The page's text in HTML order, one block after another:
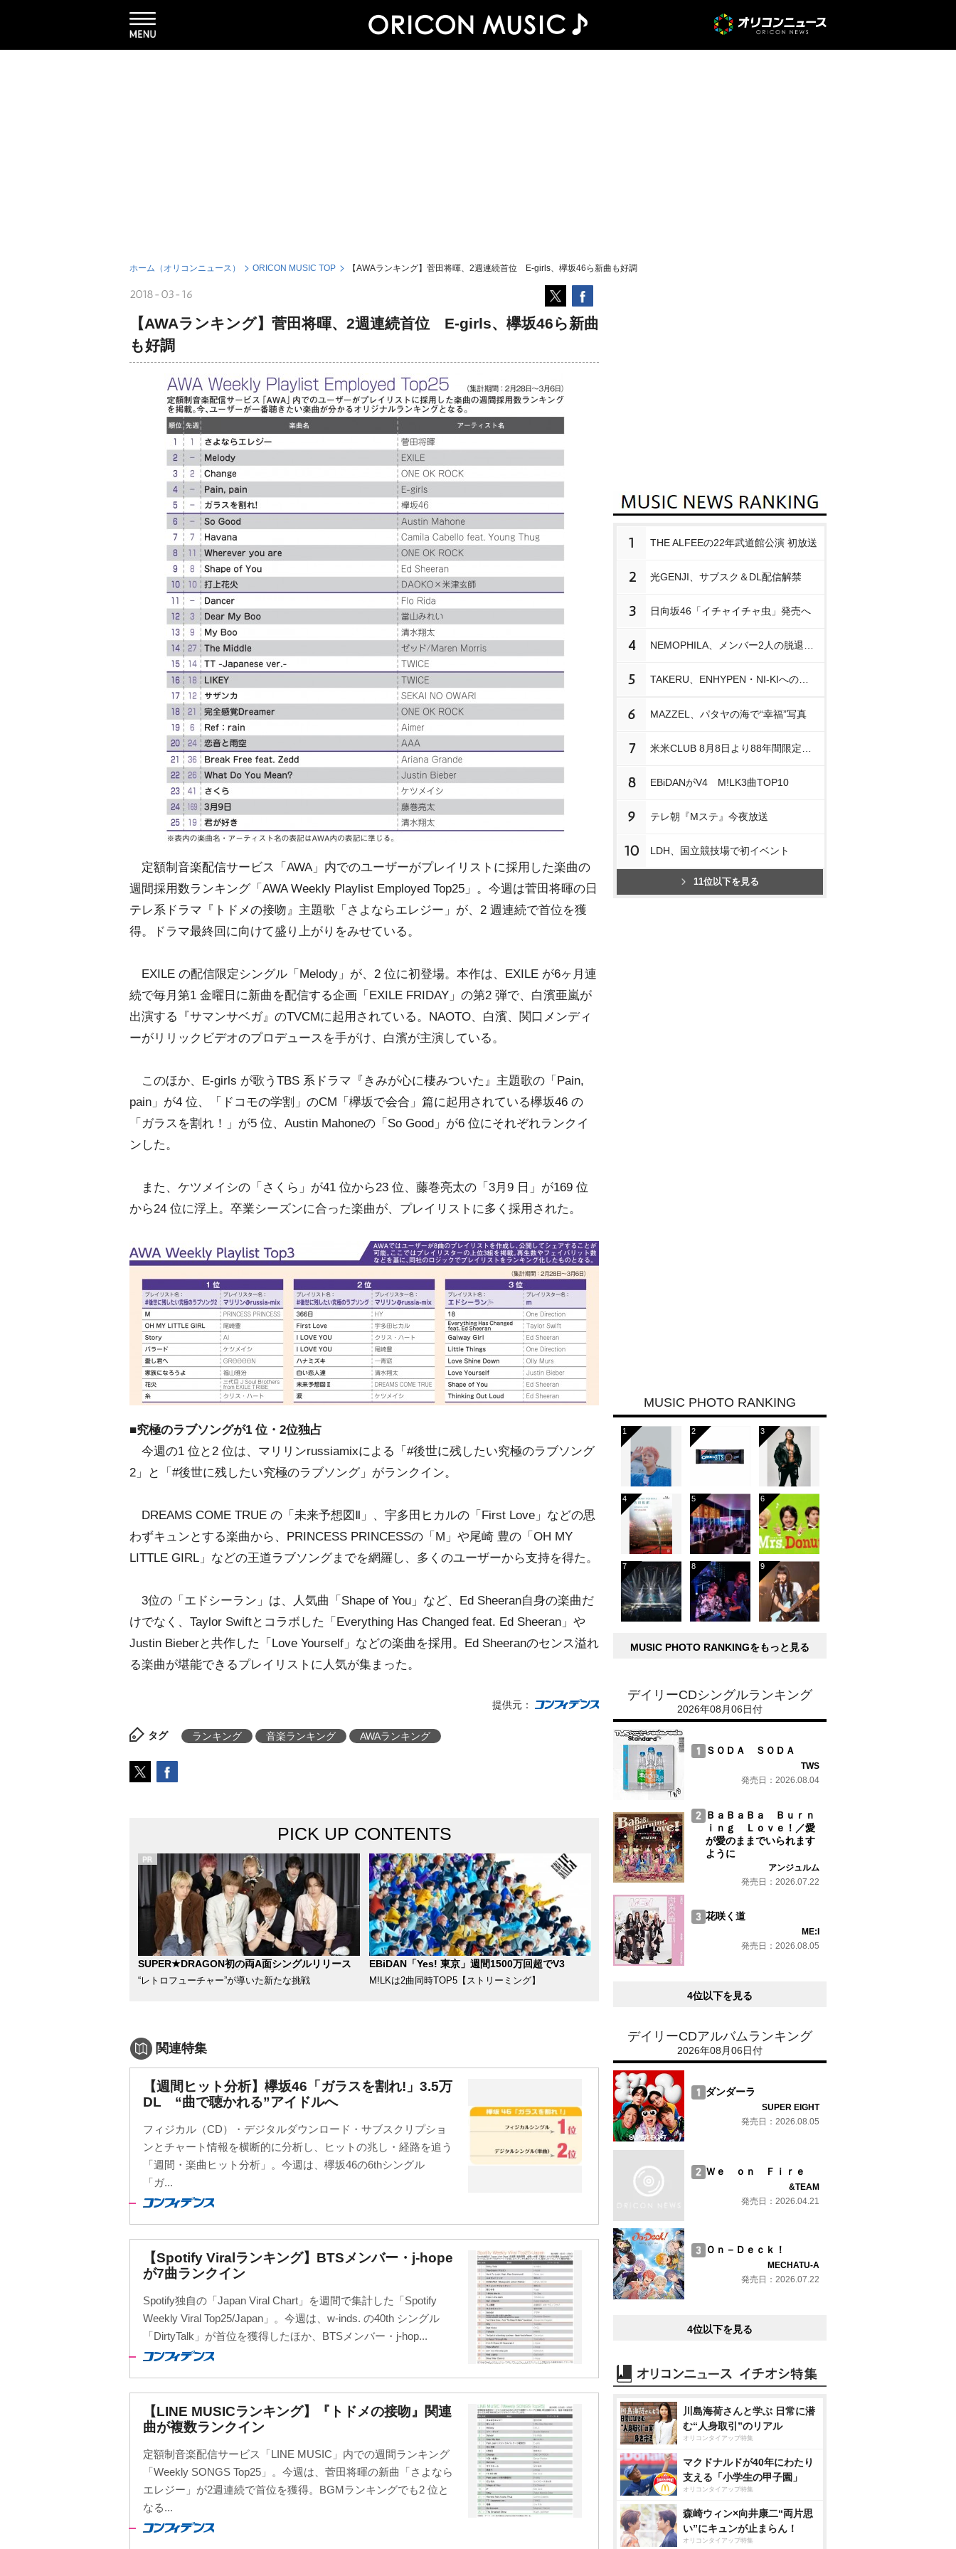
ホーム（オリコンニュース） ORICON MUSIC TOP 【AWAランキング】菅田将暉、2週連続首位 E-girls、欅坂46ら新曲も好調
2018-03-16
【AWAランキング】菅田将暉、2週連続首位 E-girls、欅坂46ら新曲
も好調
定額制音楽配信サービス「AWA」内でのユーザーがプレイリストに採用した楽曲の
週間採用数ランキング「AWA Weekly Playlist Employed Top25」。今週は菅田将暉の日
テレ系ドラマ『トドメの接吻』主題歌「さよならエレジー」が、2 週連続で首位を獲
得。ドラマ最終回に向けて盛り上がりをみせている。
EXILE の配信限定シングル「Melody」が、2 位に初登場。本作は、EXILE が6ヶ月連
続で毎月第1 金曜日に新曲を配信する企画「EXILE FRIDAY」の第2 弾で、白濱亜嵐が
出演する『サマンサベガ』のTVCMに起用されている。NAOTO、白濱、関口メンディ
ーがリリックビデオのプロデュースを手がけ、白濱が主演している。
このほか、E-girls が歌うTBS 系ドラマ『きみが心に棲みついた』主題歌の「Pain,
pain」が4 位、「ドコモの学割」のCM「欅坂で会合」篇に起用されている欅坂46 の
「ガラスを割れ！」が5 位、Austin Mahoneの「So Good」が6 位にそれぞれランクイ
ンした。
また、ケツメイシの「さくら」が41 位から23 位、藤巻亮太の「3月9 日」が169 位
から24 位に浮上。卒業シーズンに合った楽曲が、プレイリストに多く採用された。
■究極のラブソングが1 位・2位独占
今週の1 位と2 位は、マリリンrussiamixによる「#後世に残したい究極のラブソング
2」と「#後世に残したい究極のラブソング」がランクイン。
DREAMS COME TRUE の「未来予想図Ⅱ」、宇多田ヒカルの「First Love」などの思
わずキュンとする楽曲から、PRINCESS PRINCESSの「M」や尾崎 豊の「OH MY
LITTLE GIRL」などの王道ラブソングまでを網羅し、多くのユーザーから支持を得た。
3位の「エドシーラン」は、人気曲「Shape of You」など、Ed Sheeran自身の楽曲だ
けでなく、Taylor Swiftとコラボした「Everything Has Changed feat. Ed Sheeran」
Justin Bieberと共作した「Love Yourself」などの楽曲を採用。Ed Sheeranのセンス溢れ
る楽曲が堪能できるプレイリストに人気が集まった。
提供元：
タグ ランキング 音楽ランキング AWAランキング
PICK UP CONTENTS
SUPER★DRAGON初の両A面シングルリリース
“レトロフューチャー”が導いた新たな挑戦
EBiDAN「Yes! 東京」週間1500万回超でV3
M!LKは2曲同時TOP5【ストリーミング】
関連特集
【週間ヒット分析】欅坂46「ガラスを割れ!」3.5万
DL “曲で聴かれる”アイドルへ
フィジカル（CD）・デジタルダウンロード・サブスクリプショ
ンとチャート情報を横断的に分析し、ヒットの兆し・経路を追う
「週間・楽曲ヒット分析」。今週は、欅坂46の6thシングル
「ガ...
【Spotify Viralランキング】BTSメンバー・j-hope
が7曲ランクイン
Spotify独自の「Japan Viral Chart」を週間で集計した「Spotify
Weekly Viral Top25/Japan」。今週は、w-inds. の40th シングル
「DirtyTalk」が首位を獲得したほか、BTSメンバー・j-hop...
【LINE MUSICランキング】『トドメの接吻』関連
曲が複数ランクイン
定額制音楽配信サービス「LINE MUSIC」内での週間ランキング
「Weekly SONGS Top25」。今週は、菅田将暉の新曲「さよなら
エレジー」が2週連続で首位を獲得。BGMランキングでも2 位と
なる...
1 THE ALFEEの22年武道館公演 初放送
2 光GENJI、サブスク＆DL配信解禁
3 日向坂46「イチャイチャ虫」発売へ
4
5
6 MAZZEL、パタヤの海で“幸福”写真
7
8 EBiDANがV4 M!LK3曲TOP10
9 テレ朝『Mステ』今夜放送
10 LDH、国立競技場で初イベント
11位以下を見る
MUSIC PHOTO RANKING
MUSIC PHOTO RANKINGをもっと見る
デイリーCDシングルランキング
2026年08月06日付
ＳＯＤＡ ＳＯＤＡ
TWS
発売日：2026.08.04
ＢａＢａＢａ Ｂｕｒｎ
ｉｎｇ Ｌｏｖｅ！／愛
が愛のままでいられます
ように
アンジュルム
発売日：2026.07.22
花咲く道
ME:I
発売日：2026.08.05
4位以下を見る
デイリーCDアルバムランキング
2026年08月06日付
ダンダーラ
SUPER EIGHT
発売日：2026.08.05
Ｗｅ ｏｎ Ｆｉｒｅ
&TEAM
発売日：2026.04.21
Ｏｎ－Ｄｅｃｋ！
MECHATU-A
発売日：2026.07.22
4位以下を見る
川島海荷さんと学ぶ 日常に潜
む“人身取引”のリアル
オリコンタイアップ特集
マクドナルドが40年にわたり
支える「小学生の甲子園」
オリコンタイアップ特集
森崎ウィン×向井康二“両片思
い”にキュンが止まらん！
オリコンタイアップ特集